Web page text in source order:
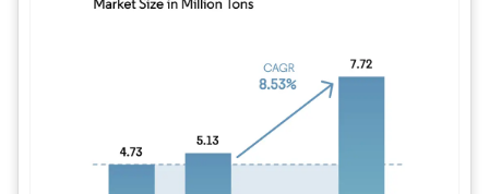
Imagem © Mordor Intelligence. O reuso